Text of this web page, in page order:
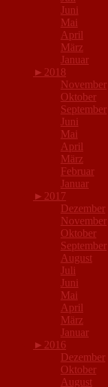
Juni
Mai
April
März
Januar
► 2018
November
Oktober
September
Juni
Mai
April
März
Februar
Januar
► 2017
Dezember
November
Oktober
September
August
Juli
Juni
Mai
April
März
Januar
► 2016
Dezember
Oktober
August